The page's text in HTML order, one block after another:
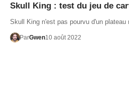
Skull King : test du jeu de
Skull King n'est pas pourvu d'un plateau
ParGwen10 août 2022